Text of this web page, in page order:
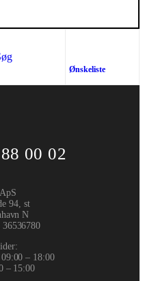
Ønskeliste
00 02
94, st
N
36536780
– 18:00
– 15:00